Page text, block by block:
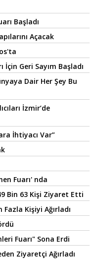
Başladı
Açacak
İçin Geri Sayım Başladı
Dair Her Şey Bu
İzmir’de
İhtiyacı Var”
Fuarı' nda
Bin 63 Kişi Ziyaret Etti
Kişiyi Ağırladı
Fuarı" Sona Erdi
Ziyaretçi Ağırladı